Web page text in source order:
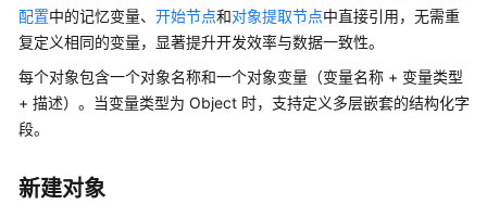
品
介
开
用
配置中的记忆变量、 开始节点和对象提取节点中直接引用，无需重
复定义相同的变量，显著提升开发效率与数据一致性。
每个对象包含一个对象名称和一个对象变量（变量名称 + 变量类型
+ 描述）。当变量类型为 Object 时，支持定义多层嵌套的结构化字
段。
新建对象